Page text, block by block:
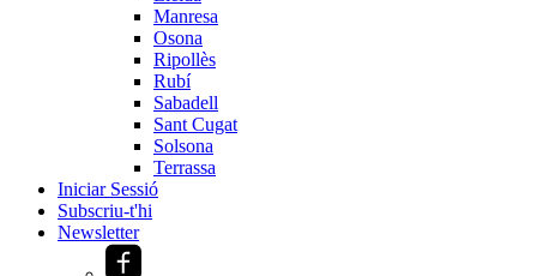
Manresa
Osona
Ripollès
Rubí
Sabadell
Sant Cugat
Solsona
Terrassa
Iniciar Sessió
Subscriu-t'hi
Newsletter